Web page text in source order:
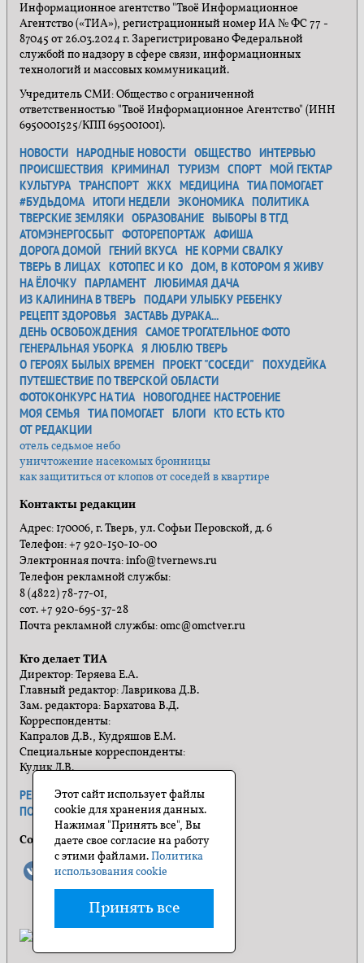
Информационное агентство "Твоё Информационное
Агентство («ТИА»), регистрационный номер ИА № ФС 77 -
87045 от 26.03.2024 г. Зарегистрировано Федеральной
службой по надзору в сфере связи, информационных
технологий и массовых коммуникаций.
Учредитель СМИ: Общество с ограниченной
ответственностью "Твоё Информационное Агентство" (ИНН
6950001525/КПП 695001001).
НОВОСТИ НАРОДНЫЕ НОВОСТИ ОБЩЕСТВО ИНТЕРВЬЮ
ПРОИСШЕСТВИЯ КРИМИНАЛ ТУРИЗМ СПОРТ МОЙ ГЕКТАР
КУЛЬТУРА ТРАНСПОРТ ЖКХ МЕДИЦИНА ТИА ПОМОГАЕТ
#БУДЬДОМА ИТОГИ НЕДЕЛИ ЭКОНОМИКА ПОЛИТИКА
ТВЕРСКИЕ ЗЕМЛЯКИ ОБРАЗОВАНИЕ ВЫБОРЫ В ТГД
АТОМЭНЕРГОСБЫТ ФОТОРЕПОРТАЖ АФИША
ДОРОГА ДОМОЙ ГЕНИЙ ВКУСА НЕ КОРМИ СВАЛКУ
ТВЕРЬ В ЛИЦАХ КОТОПЕС И КО ДОМ, В КОТОРОМ Я ЖИВУ
НА ЁЛОЧКУ ПАРЛАМЕНТ ЛЮБИМАЯ ДАЧА
ИЗ КАЛИНИНА В ТВЕРЬ ПОДАРИ УЛЫБКУ РЕБЕНКУ
РЕЦЕПТ ЗДОРОВЬЯ ЗАСТАВЬ ДУРАКА...
ДЕНЬ ОСВОБОЖДЕНИЯ САМОЕ ТРОГАТЕЛЬНОЕ ФОТО
ГЕНЕРАЛЬНАЯ УБОРКА Я ЛЮБЛЮ ТВЕРЬ
О ГЕРОЯХ БЫЛЫХ ВРЕМЕН ПРОЕКТ "СОСЕДИ"
ПОХУДЕЙКА
ПУТЕШЕСТВИЕ ПО ТВЕРСКОЙ ОБЛАСТИ
ФОТОКОНКУРС НА ТИА НОВОГОДНЕЕ НАСТРОЕНИЕ
МОЯ СЕМЬЯ ТИА ПОМОГАЕТ БЛОГИ КТО ЕСТЬ КТО
ОТ РЕДАКЦИИ
отель седьмое небо
уничтожение насекомых бронницы
как защититься от клопов от соседей в квартире
Контакты редакции
Адрес: 170006, г. Тверь, ул. Софьи Перовской, д. 6
Телефон: +7 920-150-10-00
Электронная почта: info@tvernews.ru
Телефон рекламной службы:
8 (4822) 78-77-01,
сот. +7 920-695-37-28
Почта рекламной службы: omc@omctver.ru
Кто делает ТИА
Директор: Теряева Е.А.
Главный редактор: Лаврикова Д.В.
Зам. редактора: Бархатова В.Д.
Корреспонденты:
Капралов Д.В., Кудряшов Е.М.
Специальные корреспонденты:
Кулик Л.В.
РЕКЛАМА ПРАВИЛА САЙТА
ПОЛИТИКА КОНФИДЕНЦИАЛЬНОСТИ
Социальные сети
Этот сайт использует файлы
cookie для хранения данных.
Нажимая "Принять все", Вы
даете свое согласие на работу
с этими файлами.Политика
использования cookie
Принять все